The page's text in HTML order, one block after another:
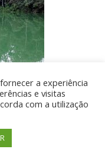
- Desenvolvido
a experiência
e visitas
com a utilização